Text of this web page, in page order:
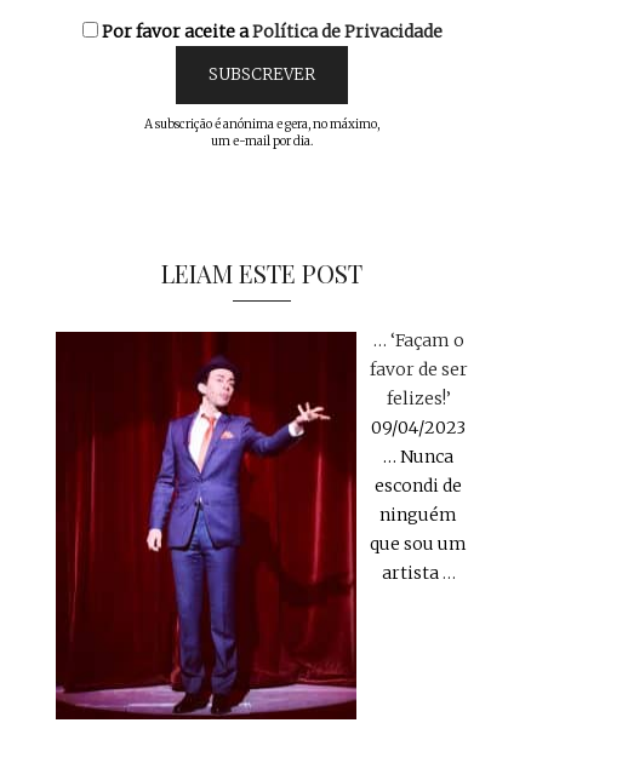
Por favor aceite aPolítica de Privacidade
A subscrição é anónima e gera, no máximo,
um e-mail por dia.
LEIAM ESTE POST
… ‘Façam o
favor de ser
felizes!’
09/04/2023
… Nunca
escondi de
ninguém
que sou um
artista…